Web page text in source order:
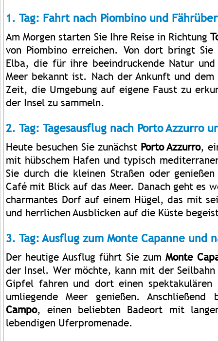
1. Tag: Fahrt nach Piombino und
Am Morgen starten Sie Ihre Reise in Richtung
von Piombino erreichen. Von dort bringt
Elba, die für ihre beeindruckende Natur
Meer bekannt ist. Nach der Ankunft und
Zeit, die Umgebung auf eigene Faust zu
der Insel zu sammeln.
2. Tag: Tagesausflug nach Porto Azzurro
Heute besuchen Sie zunächst Porto Azzurro,
mit hübschem Hafen und typisch
Sie durch die kleinen Straßen oder
Café mit Blick auf das Meer. Danach geht es
charmantes Dorf auf einem Hügel, das mit
und herrlichen Ausblicken auf die Küste
3. Tag: Ausflug zum Monte Capanne und
Der heutige Ausflug führt Sie zumMonte
der Insel. Wer möchte, kann mit der
Gipfel fahren und dort einen
umliegende Meer genießen.
Campo, einen beliebten Badeort mit
lebendigen Uferpromenade.